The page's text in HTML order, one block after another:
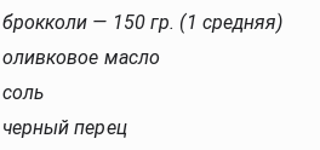
брокколи — 150 гр. (1 средняя)
оливковое масло
соль
черный перец